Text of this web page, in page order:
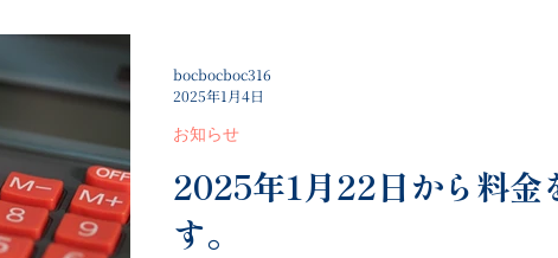
2025年1月22日から料金
す。
お知らせ
bocbocboc316
2025年1月4日